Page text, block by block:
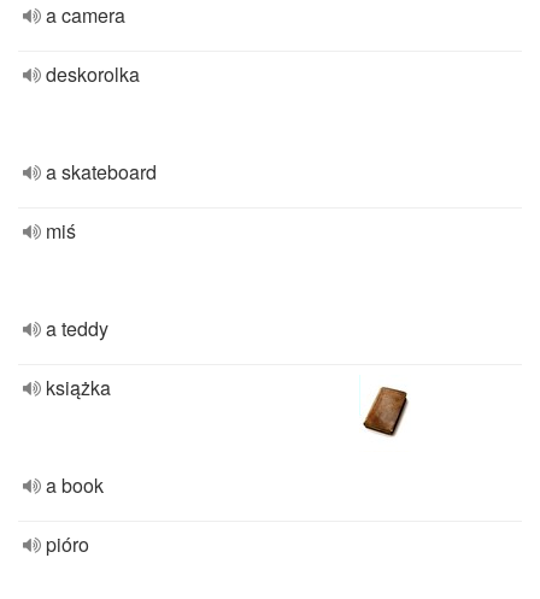
a camera
deskorolka
a skateboard
miś
a teddy
książka
a book
pióro